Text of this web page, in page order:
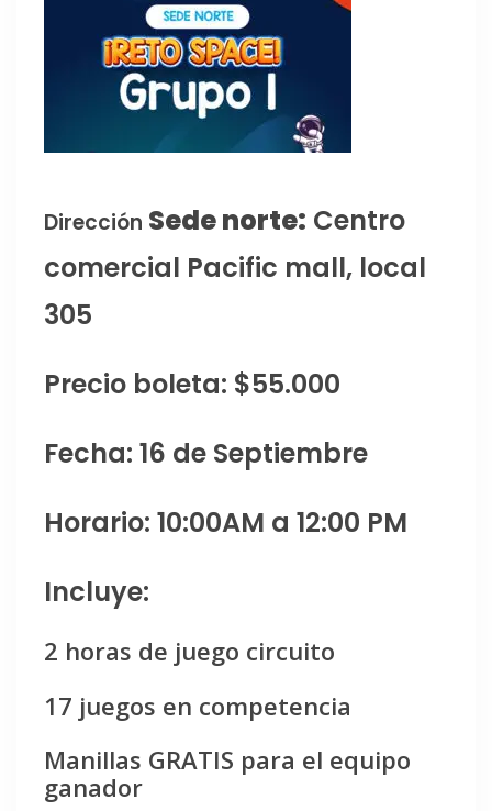
Dirección Sede norte: Centro
comercial Pacific mall, local
305
Precio boleta: $55.000
Fecha: 16 de Septiembre
Horario: 10:00AM a 12:00 PM
Incluye:
2 horas de juego circuito
17 juegos en competencia
Manillas GRATIS para el equipo
ganador